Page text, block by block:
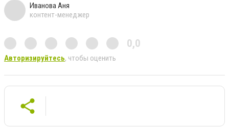
Иванова Аня
контент-менеджер
0,0
Авторизируйтесь, чтобы оценить